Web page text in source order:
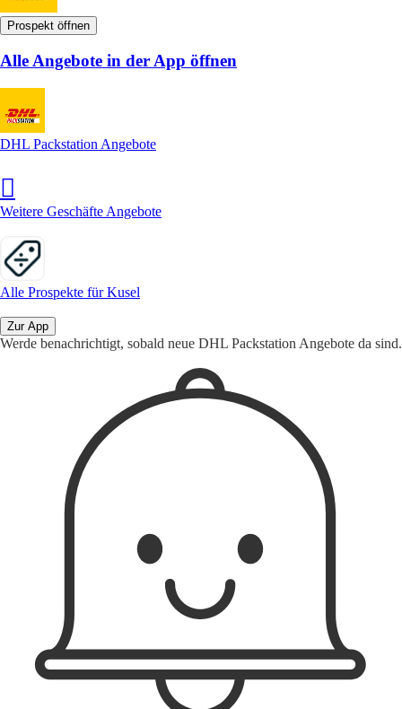
Prospekt öffnen
Alle Angebote in der App öffnen
DHL Packstation Angebote
Weitere Geschäfte Angebote
Alle Prospekte für Kusel
Zur App
Werde benachrichtigt, sobald neue DHL Packstation Angebote da sind.